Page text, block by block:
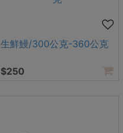
生鮮鰻/300公克-360公克
$250